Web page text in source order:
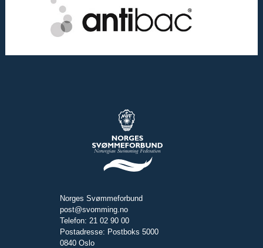
Norges Svømmeforbund
post@svomming.no
Telefon: 21 02 90 00
Postadresse: Postboks 5000
0840 Oslo